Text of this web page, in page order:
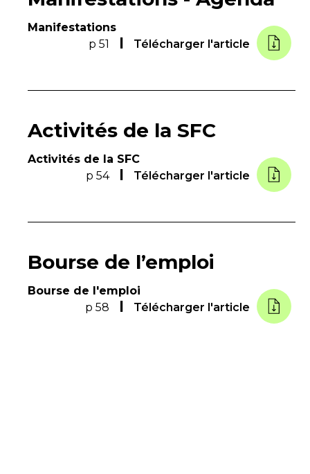
Manifestations
p 51
Télécharger l'article
Activités de la SFC
Activités de la SFC
p 54
Télécharger l'article
Bourse de l’emploi
Bourse de l'emploi
p 58
Télécharger l'article